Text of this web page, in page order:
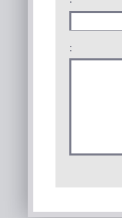
: